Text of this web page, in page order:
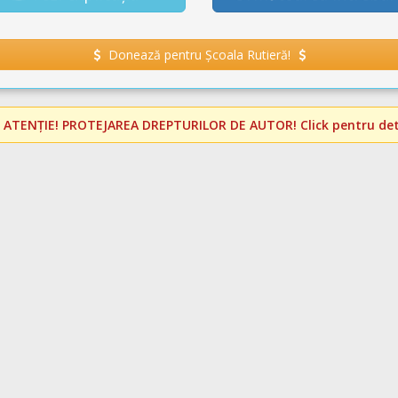
Donează pentru Școala Rutieră!
ATENȚIE! PROTEJAREA DREPTURILOR DE AUTOR! Click pentru